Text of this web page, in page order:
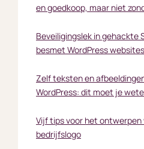
en goedkoop, maar niet
Beveiligingslek in gehackte
besmet WordPress websites
Zelf teksten en
WordPress: dit moet je
Vijf tips voor het ontwerpen
bedrijfslogo